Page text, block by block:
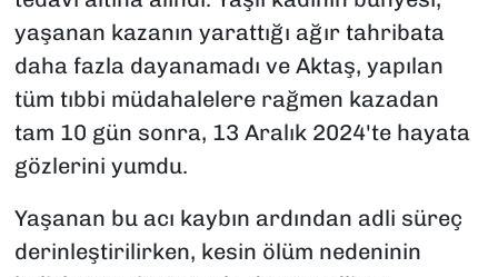
yaşanan kazanın yarattığı ağır tahribata
daha fazla dayanamadı ve Aktaş, yapılan
tüm tıbbi müdahalelere rağmen kazadan
tam 10 gün sonra, 13 Aralık 2024'te hayata
gözlerini yumdu.
Yaşanan bu acı kaybın ardından adli süreç
derinleştirilirken, kesin ölüm nedeninin